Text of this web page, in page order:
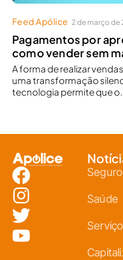
Feed Apólice 2 de março de
Pagamentos por
como vender sem
A forma de realizar
uma transformação
tecnologia permite que
Saúde